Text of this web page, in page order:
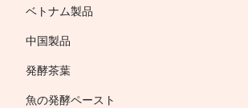
ベトナム製品
中国製品
発酵茶葉
魚の発酵ペースト